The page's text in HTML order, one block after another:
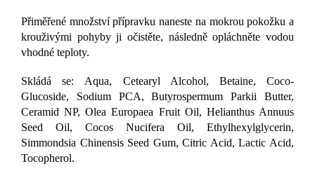
Přiměřené množství přípravku naneste na mokrou pokožku a
krouživými pohyby ji očistěte, následně opláchněte vodou
vhodné teploty.
Skládá se: Aqua, Cetearyl Alcohol, Betaine, Coco-
Glucoside, Sodium PCA, Butyrospermum Parkii Butter,
Ceramid NP, Olea Europaea Fruit Oil, Helianthus Annuus
Seed Oil, Cocos Nucifera Oil, Ethylhexylglycerin,
Simmondsia Chinensis Seed Gum, Citric Acid, Lactic Acid,
Tocopherol.